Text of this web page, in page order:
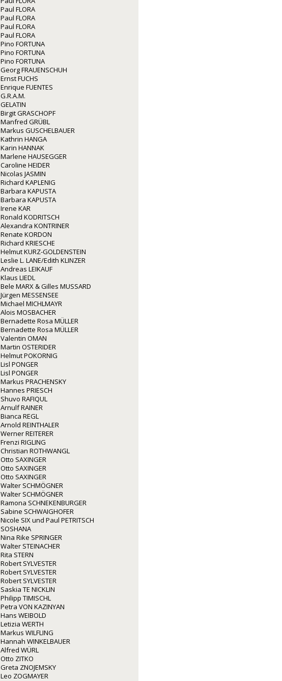
Paul FLORA
Paul FLORA
Paul FLORA
Paul FLORA
Pino FORTUNA
Pino FORTUNA
Pino FORTUNA
Georg FRAUENSCHUH
Ernst FUCHS
Enrique FUENTES
G.R.A.M.
GELATIN
Birgit GRASCHOPF
Manfred GRÜBL
Markus GUSCHELBAUER
Kathrin HANGA
Karin HANNAK
Marlene HAUSEGGER
Caroline HEIDER
Nicolas JASMIN
Richard KAPLENIG
Barbara KAPUSTA
Barbara KAPUSTA
Irene KAR
Ronald KODRITSCH
Alexandra KONTRINER
Renate KORDON
Richard KRIESCHE
Helmut KURZ-GOLDENSTEIN
Leslie L. LANE/Edith KLINZER
Andreas LEIKAUF
Klaus LIEDL
Bele MARX & Gilles MUSSARD
Jürgen MESSENSEE
Michael MICHLMAYR
Alois MOSBACHER
Bernadette Rosa MÜLLER
Bernadette Rosa MÜLLER
Valentin OMAN
Martin OSTERIDER
Helmut POKORNIG
Lisl PONGER
Lisl PONGER
Markus PRACHENSKY
Hannes PRIESCH
Shuvo RAFIQUL
Arnulf RAINER
Bianca REGL
Arnold REINTHALER
Werner REITERER
Frenzi RIGLING
Christian ROTHWANGL
Otto SAXINGER
Otto SAXINGER
Otto SAXINGER
Walter SCHMÖGNER
Walter SCHMÖGNER
Ramona SCHNEKENBURGER
Sabine SCHWAIGHOFER
Nicole SIX und Paul PETRITSCH
SOSHANA
Nina Rike SPRINGER
Walter STEINACHER
Rita STERN
Robert SYLVESTER
Robert SYLVESTER
Robert SYLVESTER
Saskia TE NICKLIN
Philipp TIMISCHL
Petra VON KAZINYAN
Hans WEIBOLD
Letizia WERTH
Markus WILFLING
Hannah WINKELBAUER
Alfred WÜRL
Otto ZITKO
Greta ZNOJEMSKY
Leo ZOGMAYER